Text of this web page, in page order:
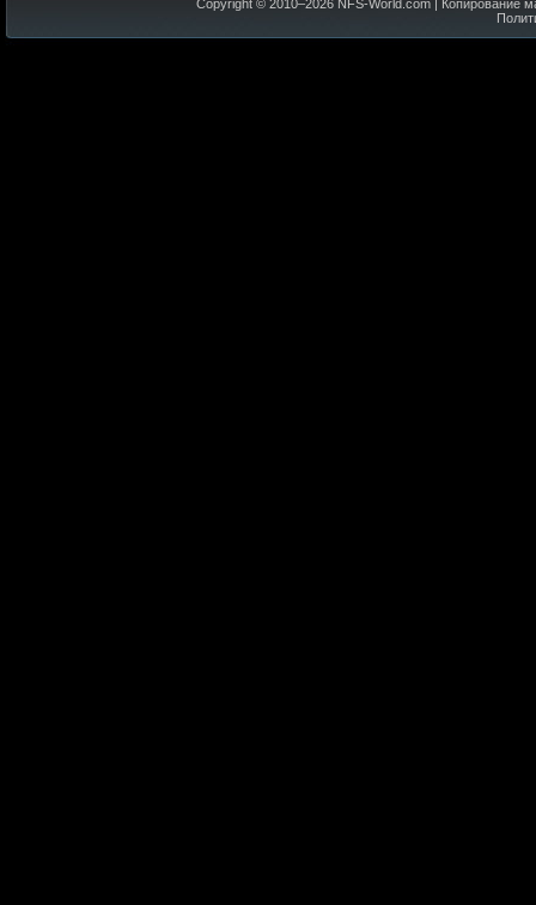
Copyright © 2010–2026 NFS-World.com | Копирование